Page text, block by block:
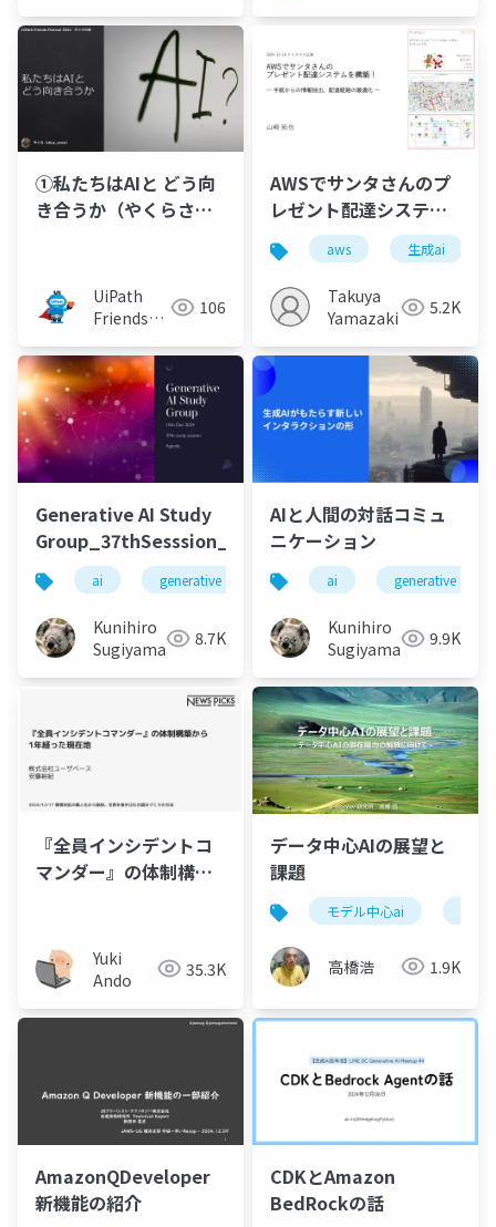
①私たちはAIと どう向
き合うか（やくらさ
UiPath
Friends
106
AWSでサンタさんのプ
レゼント配達システム
を構築！ 手紙からの情
報抽出、配達経路の最
適化
aws 生成ai
Takuya
Yamazaki
5.2K
Generative AI Study
Group_37thSesssion_20241210
ai generative ai machine learning deep
Kunihiro
Sugiyama
8.7K
AIと人間の対話コミュ
ニケーション
ai generative ai
Kunihiro
Sugiyama
9.9K
『全員インシデントコ
マンダー』の体制構築
Yuki
Ando
35.3K
データ中心AIの展望と
課題
モデル中心ai
高橋浩 1.9K
AmazonQDeveloper
新機能の紹介
CDKとAmazon
BedRockの話